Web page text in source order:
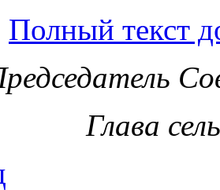
Полный текст
Глава